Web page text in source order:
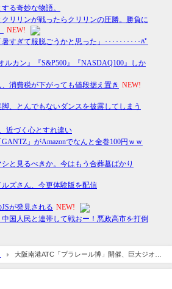
大阪南港ATC「プラレール博」開催、巨大ジオラ